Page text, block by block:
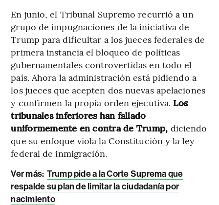
En junio, el Tribunal Supremo recurrió a un
grupo de impugnaciones de la iniciativa de
Trump para dificultar a los jueces federales de
primera instancia el bloqueo de políticas
gubernamentales controvertidas en todo el
país. Ahora la administración está pidiendo a
los jueces que acepten dos nuevas apelaciones
y confirmen la propia orden ejecutiva. Los
tribunales inferiores han fallado
uniformemente en contra de Trump, diciendo
que su enfoque viola la Constitución y la ley
federal de inmigración.
Ver más: Trump pide a la Corte Suprema que
respalde su plan de limitar la ciudadanía por
nacimiento